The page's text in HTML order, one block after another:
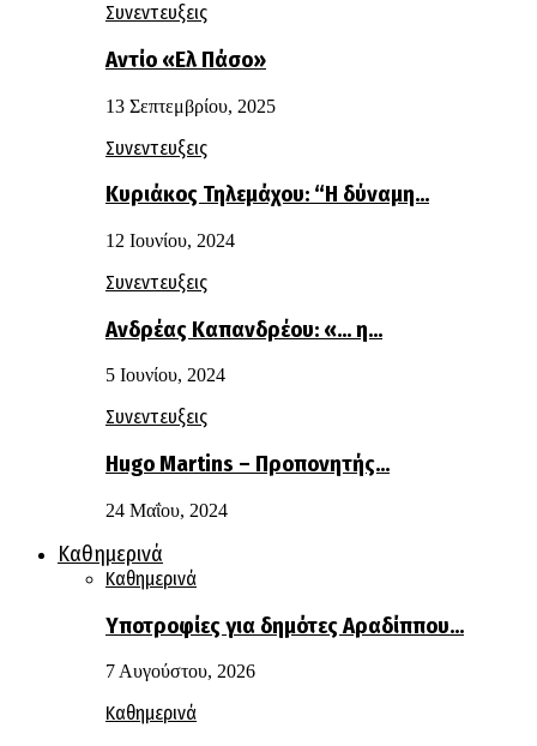
Συνεντευξεις
Αντίο «Ελ Πάσο»
13 Σεπτεμβρίου, 2025
Συνεντευξεις
Κυριάκος Τηλεμάχου: “Η δύναμη…
12 Ιουνίου, 2024
Συνεντευξεις
Ανδρέας Καπανδρέου: «… η…
5 Ιουνίου, 2024
Συνεντευξεις
Hugo Martins – Προπονητής…
24 Μαΐου, 2024
Καθημερινά
Καθημερινά
Υποτροφίες για δημότες Αραδίππου…
7 Αυγούστου, 2026
Καθημερινά